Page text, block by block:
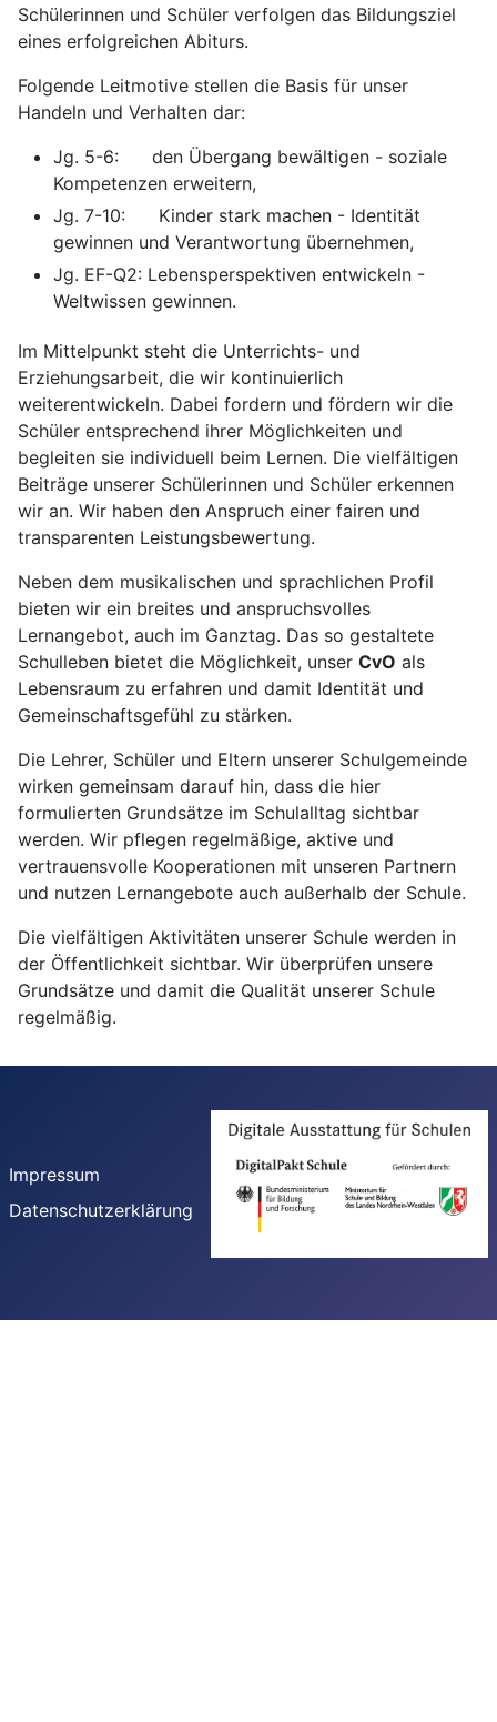
Schülerinnen und Schüler verfolgen das Bildungsziel
eines erfolgreichen Abiturs.
Folgende Leitmotive stellen die Basis für unser
Handeln und Verhalten dar:
Jg. 5-6: den Übergang bewältigen - soziale
Kompetenzen erweitern,
Jg. 7-10: Kinder stark machen - Identität
gewinnen und Verantwortung übernehmen,
Jg. EF-Q2: Lebensperspektiven entwickeln -
Weltwissen gewinnen.
Im Mittelpunkt steht die Unterrichts- und
Erziehungsarbeit, die wir kontinuierlich
weiterentwickeln. Dabei fordern und fördern wir die
Schüler entsprechend ihrer Möglichkeiten und
begleiten sie individuell beim Lernen. Die vielfältigen
Beiträge unserer Schülerinnen und Schüler erkennen
wir an. Wir haben den Anspruch einer fairen und
transparenten Leistungsbewertung.
Neben dem musikalischen und sprachlichen Profil
bieten wir ein breites und anspruchsvolles
Lernangebot, auch im Ganztag. Das so gestaltete
Schulleben bietet die Möglichkeit, unser CvO als
Lebensraum zu erfahren und damit Identität und
Gemeinschaftsgefühl zu stärken.
Die Lehrer, Schüler und Eltern unserer Schulgemeinde
wirken gemeinsam darauf hin, dass die hier
formulierten Grundsätze im Schulalltag sichtbar
werden. Wir pflegen regelmäßige, aktive und
vertrauensvolle Kooperationen mit unseren Partnern
und nutzen Lernangebote auch außerhalb der Schule.
Die vielfältigen Aktivitäten unserer Schule werden in
der Öffentlichkeit sichtbar. Wir überprüfen unsere
Grundsätze und damit die Qualität unserer Schule
regelmäßig.
Impressum
Datenschutzerklärung